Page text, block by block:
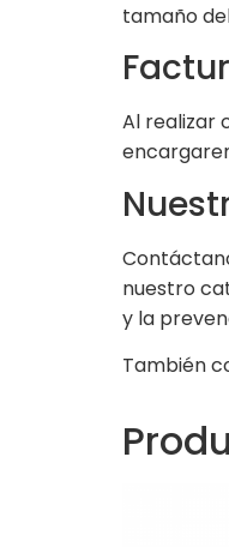
tamaño
Al realizar
nuestro
y la
También